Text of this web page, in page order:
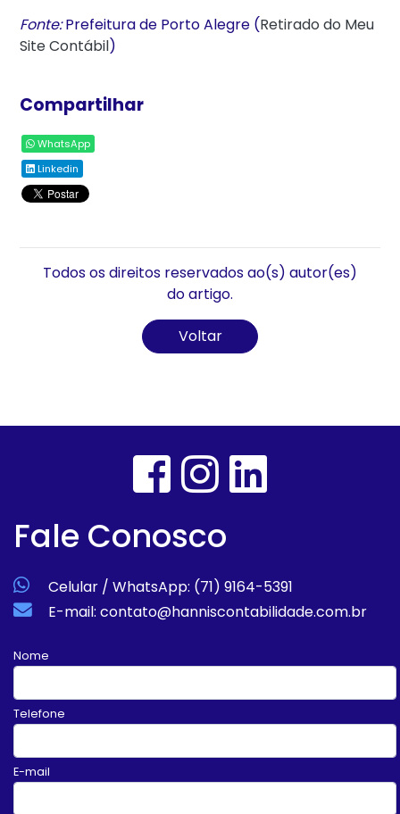
Fonte:Prefeitura de Porto Alegre (Retirado do Meu
Site Contábil)
Compartilhar
WhatsApp
Linkedin
Todos os direitos reservados ao(s) autor(es)
do artigo.
Voltar
Fale Conosco
Celular / WhatsApp: (71) 9164-5391
E-mail: contato@hanniscontabilidade.com.br
Nome
Telefone
E-mail